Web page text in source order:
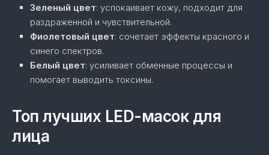
Зеленый цвет: успокаивает кожу, подходит для
раздраженной и чувствительной.
Фиолетовый цвет: сочетает эффекты красного и
синего спектров.
Белый цвет: усиливает обменные процессы и
помогает выводить токсины.
Топ лучших LED-масок для
лица